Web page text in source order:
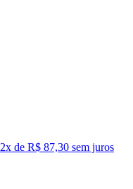
2x de R$ 87,30 sem juros